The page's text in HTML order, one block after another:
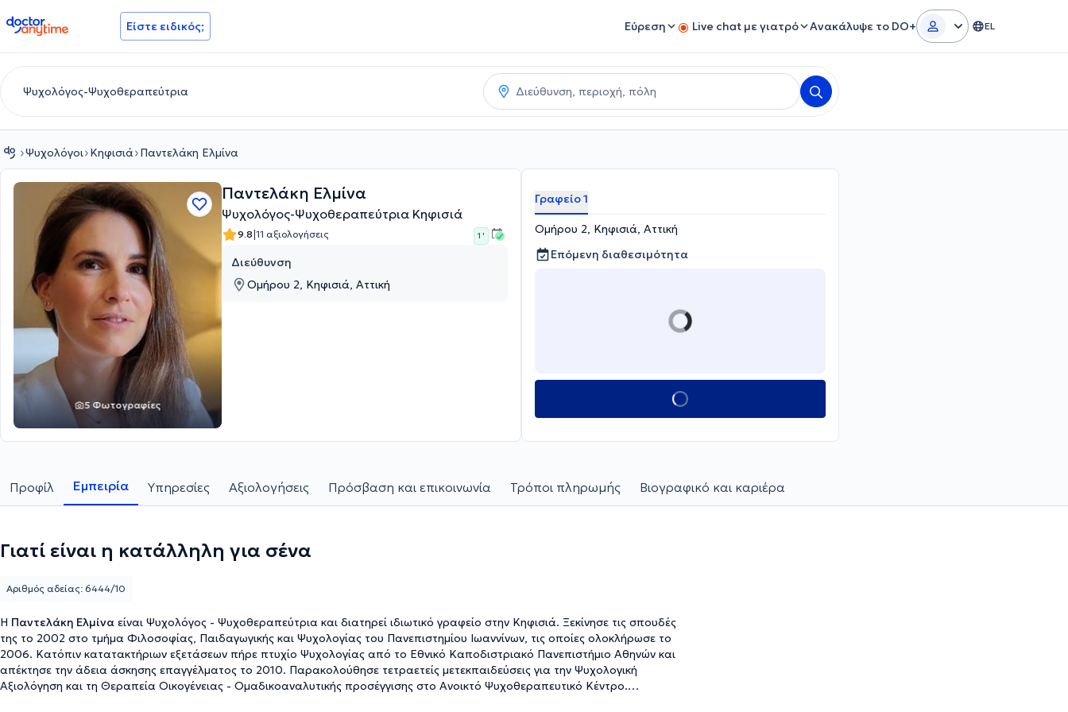
doctoranytime Είστε ειδικός; Εύρεση Live chat με γιατρό Ανακάλυψε το DO+ EL
Ψυχολόγοι Κηφισιά Παντελάκη Ελμίνα
5 Φωτογραφίες
Παντελάκη Ελμίνα
Ψυχολόγος-Ψυχοθεραπεύτρια Κηφισιά
9.8|11 αξιολογήσεις 1 '
Διεύθυνση
Ομήρου 2, Κηφισιά, Αττική
Γραφείο 1
Ομήρου 2, Κηφισιά, Αττική
Επόμενη διαθεσιμότητα
Προφίλ Εμπειρία Υπηρεσίες Αξιολογήσεις Πρόσβαση και επικοινωνία Τρόποι πληρωμής Βιογραφικό και καριέρα
Γιατί είναι η κατάλληλη για σένα
Η Παντελάκη Ελμίνα είναι Ψυχολόγος - Ψυχοθεραπεύτρια και διατηρεί ιδιωτικό γραφείο στην Κηφισιά. Ξεκίνησε τις σπουδές
της το 2002 στο τμήμα Φιλοσοφίας, Παιδαγωγικής και Ψυχολογίας του Πανεπιστημίου Ιωαννίνων, τις οποίες ολοκλήρωσε το
2006. Κατόπιν κατατακτήριων εξετάσεων πήρε πτυχίο Ψυχολογίας από το Εθνικό Καποδιστριακό Πανεπιστήμιο Αθηνών και
απέκτησε την άδεια άσκησης επαγγέλματος το 2010. Παρακολούθησε τετραετείς μετεκπαιδεύσεις για την Ψυχολογική
Αξιολόγηση και τη Θεραπεία Οικογένειας - Ομαδικοαναλυτικής προσέγγισης στο Ανοικτό Ψυχοθεραπευτικό Κέντρο.
Αριθμός αδείας: 6444/10